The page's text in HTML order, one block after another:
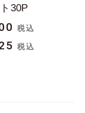
30P
税込
税込